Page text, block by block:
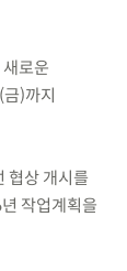
로운
)까지
협상 개시를
작업계획을